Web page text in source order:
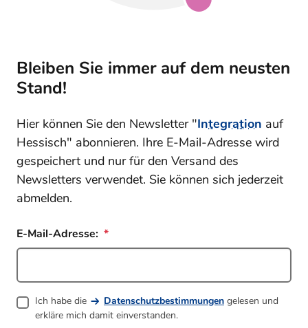
Bleiben Sie immer auf dem neusten
Stand!
Hier können Sie den Newsletter "Integration auf
Hessisch" abonnieren. Ihre E-Mail-Adresse wird
gespeichert und nur für den Versand des
Newsletters verwendet. Sie können sich jederzeit
abmelden.
E-Mail-Adresse:
Ich habe die Datenschutzbestimmungen gelesen und
erkläre mich damit einverstanden.